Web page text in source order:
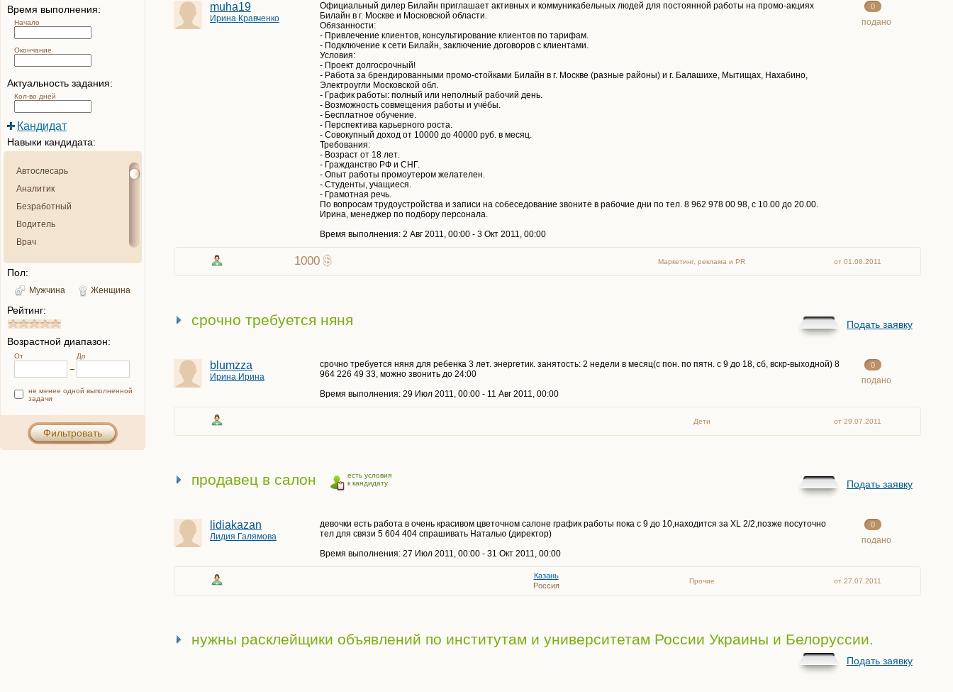
Время выполнения:
Начало
Окончание
Актуальность задания:
Кол-во дней
Кандидат
Навыки кандидата:
Автослесарь
Аналитик
Безработный
Водитель
Врач
Грузчик
Детектив
Дизайнер
Домохозяйка
Закупщик
Менеджер
Няня
Пол:
Мужчина Женщина
Рейтинг:
Возрастной диапазон:
От До
не менее одной выполненной
задачи
Фильтровать
muha19
Ирина Кравченко
Официальный дилер Билайн приглашает активных и коммуникабельных людей для постоянной работы на промо-акциях
Билайн в г. Москве и Московской области.
Обязанности:
- Привлечение клиентов, консультирование клиентов по тарифам.
- Подключение к сети Билайн, заключение договоров с клиентами.
Условия:
- Проект долгосрочный!
- Работа за брендированными промо-стойками Билайн в г. Москве (разные районы) и г. Балашихе, Мытищах, Нахабино,
Электроугли Московской обл.
- График работы: полный или неполный рабочий день.
- Возможность совмещения работы и учёбы.
- Бесплатное обучение.
- Перспектива карьерного роста.
- Совокупный доход от 10000 до 40000 руб. в месяц.
Требования:
- Возраст от 18 лет.
- Гражданство РФ и СНГ.
- Опыт работы промоутером желателен.
- Студенты, учащиеся.
- Грамотная речь.
По вопросам трудоустройства и записи на собеседование звоните в рабочие дни по тел. 8 962 978 00 98, с 10.00 до 20.00.
Ирина, менеджер по подбору персонала.
Время выполнения: 2 Авг 2011, 00:00 - 3 Окт 2011, 00:00
0
подано
1000 Маркетинг, реклама и PR от 01.08.2011
срочно требуется няня Подать заявку
blumzza
Ирина Ирина
срочно требуется няня для ребенка 3 лет. энергетик. занятость: 2 недели в месяц(с пон. по пятн. с 9 до 18, сб, вскр-выходной) 8
964 226 49 33, можно звонить до 24:00
Время выполнения: 29 Июл 2011, 00:00 - 11 Авг 2011, 00:00
0
подано
Дети от 29.07.2011
продавец в салон
есть условия
к кандидату
Подать заявку
lidiakazan
Лидия Галямова
девочки есть работа в очень красивом цветочном салоне график работы пока с 9 до 10,находится за XL 2/2,позже посуточно
тел для связи 5 604 404 спрашивать Наталью (директор)
Время выполнения: 27 Июл 2011, 00:00 - 31 Окт 2011, 00:00
0
подано
Казань
Россия
Прочие от 27.07.2011
нужны расклейщики объявлений по институтам и университетам России Украины и Белоруссии.
Подать заявку